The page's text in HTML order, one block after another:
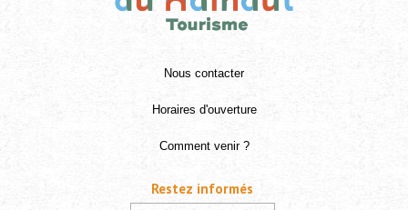
Nous contacter
Horaires d'ouverture
Comment venir ?
Restez informés